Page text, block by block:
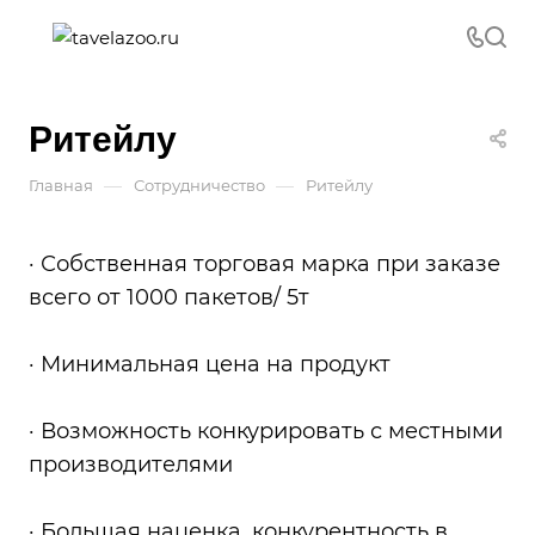
Ритейлу
Главная — Сотрудничество — Ритейлу
· Собственная торговая марка при заказе
всего от 1000 пакетов/ 5т
· Минимальная цена на продукт
· Возможность конкурировать с местными
производителями